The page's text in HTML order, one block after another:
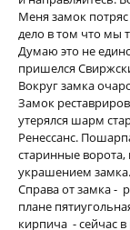
Меня замок потряс
дело в том что мы
Думаю это не
пришелся
Вокруг замка
Замок
утерялся шарм
Ренессанс.
старинные
украшением замка.
Справа от замка -
плане
кирпича - сейчас